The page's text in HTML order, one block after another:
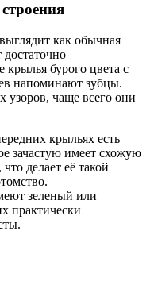
как обычная
бурого цвета с
напоминают зубцы.
узоров, чаще всего они
крыльях есть
зачастую имеет схожую
делает её такой
зеленый или
практически